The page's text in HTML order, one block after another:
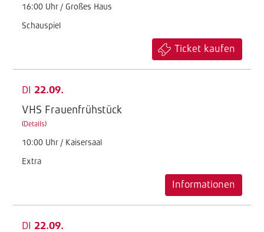
16:00 Uhr / Großes Haus
Schauspiel
Ticket kaufen
DI 22.09.
VHS Frauenfrühstück
(Details)
10:00 Uhr / Kaisersaal
Extra
Informationen
DI 22.09.